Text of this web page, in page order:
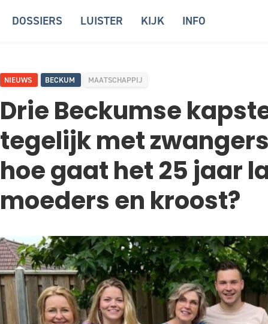
DOSSIERS LUISTER KIJK INFO
NIEUWS BECKUM MAATSCHAPPIJ
Drie Beckumse
tegelijk met
hoe gaat het 25 jaar
moeders en kroost?